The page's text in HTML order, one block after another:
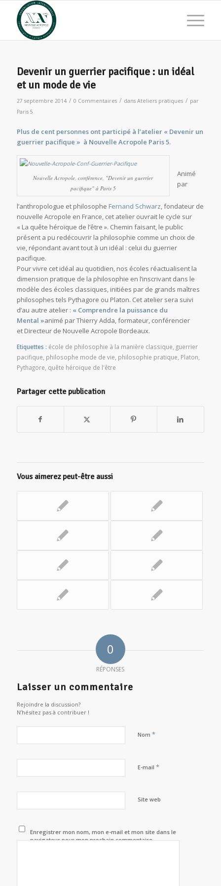
Devenir un guerrier pacifique : un idéal
et un mode de vie
27 septembre 2014 / 0 Commentaires / dans Ateliers pratiques / par
Paris 5
Plus de cent personnes ont participé à l’atelier « Devenir un
guerrier pacifique » à Nouvelle Acropole Paris 5.
Nouvelle Acropole, conférence, "Devenir un guerrier
pacifique" à Paris 5
Animé
par
l’anthropologue et philosophe Fernand Schwarz, fondateur de
nouvelle Acropole en France, cet atelier ouvrait le cycle sur
« La quête héroïque de l’être ». Chemin faisant, le public
présent a pu redécouvrir la philosophie comme un choix de
vie, répondant avant tout à un idéal : celui du guerrier
pacifique.
Pour vivre cet idéal au quotidien, nos écoles réactualisent la
dimension pratique de la philosophie en l’inscrivant dans le
modèle des écoles classiques, initiées par de grands maîtres
philosophes tels Pythagore ou Platon. Cet atelier sera suivi
d’au autre atelier : « Comprendre la puissance du
Mental »animé par Thierry Adda, formateur, conférencier
et Directeur de Nouvelle Acropole Bordeaux.
Etiquettes : école de philosophie à la manière classique guerrier
pacifique philosophe mode de vie philosophie pratique Platon
Pythagore quête héroïque de l'être
Partager cette publication
Vous aimerez peut-être aussi
0
RÉPONSES
Laisser un commentaire
Rejoindre la discussion?
N’hésitez pas à contribuer !
Nom *
E-mail *
Site web
Enregistrer mon nom, mon e-mail et mon site dans le
navigateur pour mon prochain commentaire.